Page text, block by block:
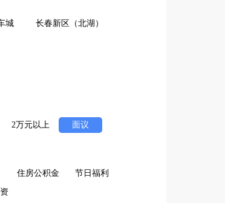
城
长春新区（北湖）
2万元以上 面议
住房公积金 节日福利